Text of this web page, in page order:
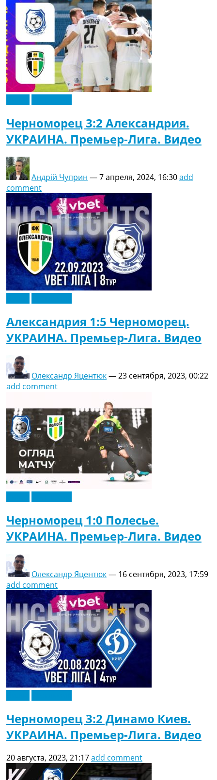
Черноморец 3:2 Александрия.
УКРАИНА. Премьер-Лига. Видео
Андрій Чуприн —7 апреля, 2024, 16:30add
comment
Александрия 1:5 Черноморец.
УКРАИНА. Премьер-Лига. Видео
Олександр Яцентюк—23 сентября, 2023, 00:22
add comment
Черноморец 1:0 Полесье.
УКРАИНА. Премьер-Лига. Видео
Олександр Яцентюк— 16 сентября, 2023, 17:59
add comment
Черноморец 3:2 Динамо Киев.
УКРАИНА. Премьер-Лига. Видео
20 августа, 2023, 21:17add comment